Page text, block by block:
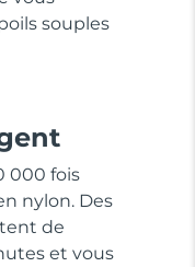
souples
000 fois
nylon. Des
de
et vous